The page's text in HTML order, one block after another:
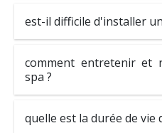
est-il difficile d'installer
comment entretenir et
spa ?
quelle est la durée de vie